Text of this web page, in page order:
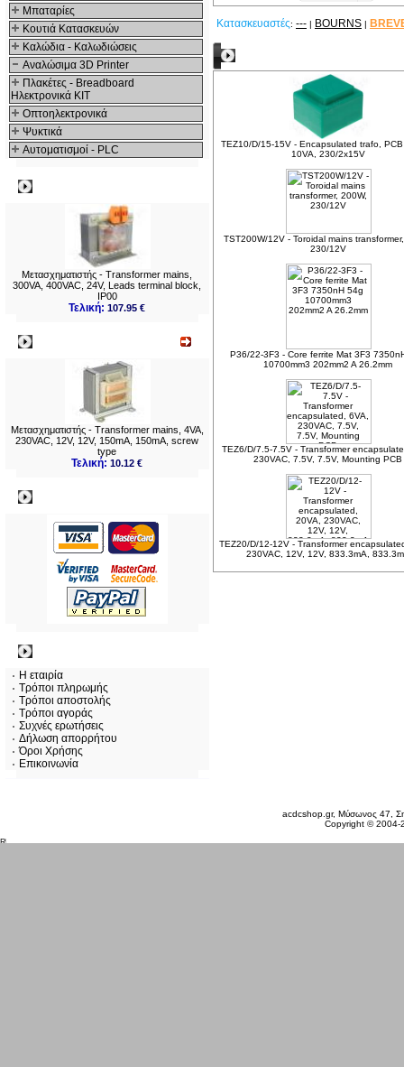
Μπαταρίες
Κουτιά Κατασκευών
Καλώδια - Καλωδιώσεις
Αναλώσιμα 3D Printer
Πλακέτες - Breadboard
Ηλεκτρονικά ΚΙΤ
Οπτοηλεκτρονικά
Ψυκτικά
Αυτοματισμοί - PLC
Μετασχηματιστής - Transformer mains,
300VA, 400VAC, 24V, Leads terminal block,
IP00
Τελική:107.95 €
Μετασχηματιστής - Transformer mains, 4VA,
230VAC, 12V, 12V, 150mA, 150mA, screw
type
Τελική:10.12 €
Η εταιρία
Τρόποι πληρωμής
Τρόποι αποστολής
Τρόποι αγοράς
Συχνές ερωτήσεις
Δήλωση απορρήτου
Όροι Χρήσης
Επικοινωνία
Κατασκευαστές: --- | BOURNS |
TEZ10/D/15-15V - Encapsulated trafo,
10VA, 230/2x15V
TST200W/12V - Toroidal mains
230/12V
P36/22-3F3 - Core ferrite Mat 3F3
10700mm3 202mm2 A 26.2mm
TEZ6/D/7.5-7.5V - Transformer
230VAC, 7.5V, 7.5V, Mounting PCB
TEZ20/D/12-12V - Transformer
230VAC, 12V, 12V, 833.3mA,
acdcshop.gr, Μύσωνος 47,
Copyright ©